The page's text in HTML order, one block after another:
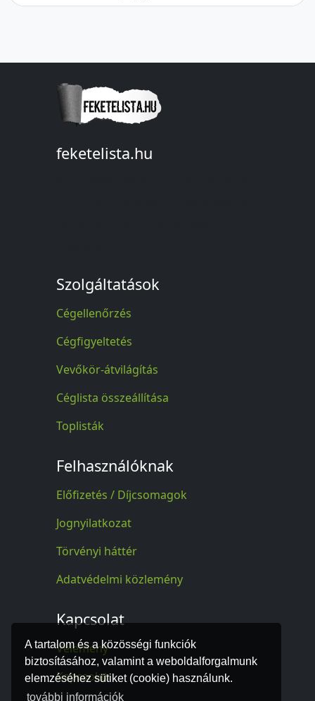
A tartalom és a közösségi funkciók
biztosításához, valamint a weboldalforgalmunk
elemzéséhez sütiket (cookie) használunk.
további információk
feketelista.hu
Szolgáltatások
Cégellenőrzés
Cégfigyeltetés
Vevőkör-átvilágítás
Céglista összeállítása
Toplisták
Felhasználóknak
Előfizetés / Díjcsomagok
Jognyilatkozat
Törvényi háttér
Adatvédelmi közlemény
Kapcsolat
Vélemény
Kapcsolat